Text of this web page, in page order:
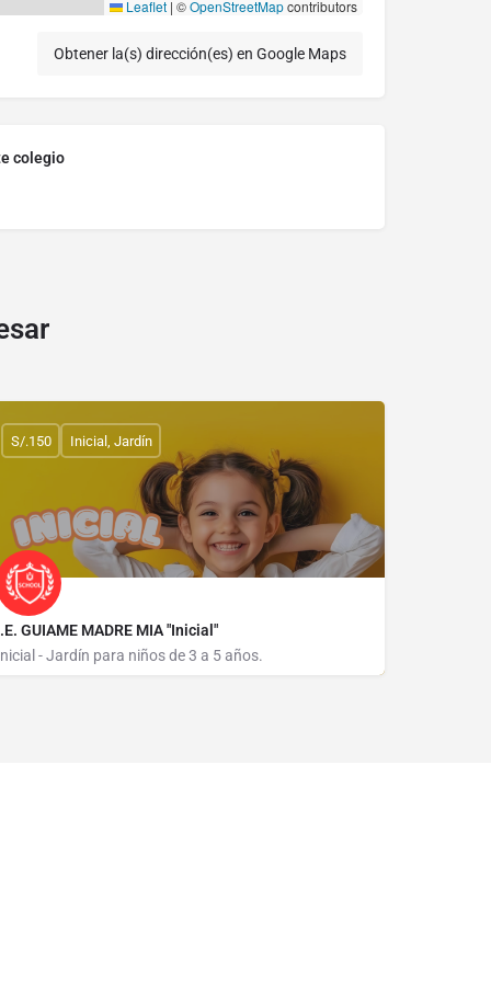
Leaflet | ©OpenStreetMapcontributors
Obtener la(s) dirección(es) en Google Maps
colegio
GUIAME MADRE MIA "Inicial"
- Jardín para niños de 3 a 5 años.
S/.150 Inicial, Jardín